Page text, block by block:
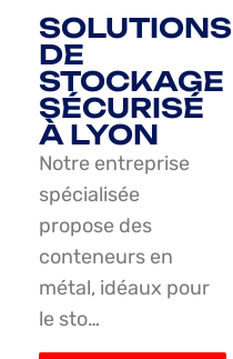
SOLUTIONS
DE
STOCKAGE
SÉCURISÉ
À LYON
Notre entreprise
spécialisée
propose des
conteneurs en
métal, idéaux pour
le sto…